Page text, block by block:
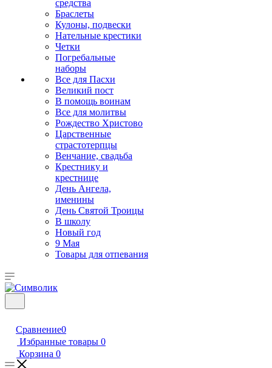
средства
Браслеты
Кулоны, подвески
Нательные крестики
Четки
Погребальные
наборы
Все для Пасхи
Великий пост
В помощь воинам
Все для молитвы
Рождество Христово
Царственные
страстотерпцы
Венчание, свадьба
Крестнику и
крестнице
День Ангела,
именины
День Святой Троицы
В школу
Новый год
9 Мая
Товары для отпевания
Сравнение0
Избранные товары 0
Корзина 0